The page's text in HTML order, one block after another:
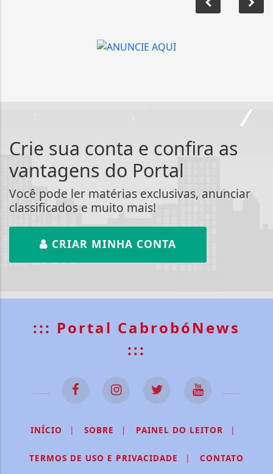
Crie sua conta e confira as
vantagens do Portal
Você pode ler matérias exclusivas, anunciar
classificados e muito mais!
CRIAR MINHA CONTA
::: Portal CabrobóNews
:::
INÍCIO | SOBRE | PAINEL DO LEITOR |
TERMOS DE USO E PRIVACIDADE | CONTATO